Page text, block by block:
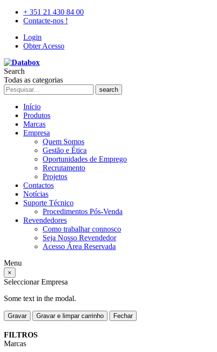
+ 351 21 430 84 00
Contacte-nos !
Login
Obter Acesso
Search
Todas as categorias
search
Início
Produtos
Marcas
Empresa
Quem Somos
Gestão e Ética
Oportunidades de Emprego
Recrutamento
Projetos
Contactos
Notícias
Suporte Técnico
Procedimentos Pós-Venda
Revendedores
Como trabalhar connosco
Seja Nosso Revendedor
Acesso Área Reservada
Menu
×
Seleccionar Empresa
Some text in the modal.
Gravar Gravar e limpar carrinho Fechar
FILTROS
Marcas